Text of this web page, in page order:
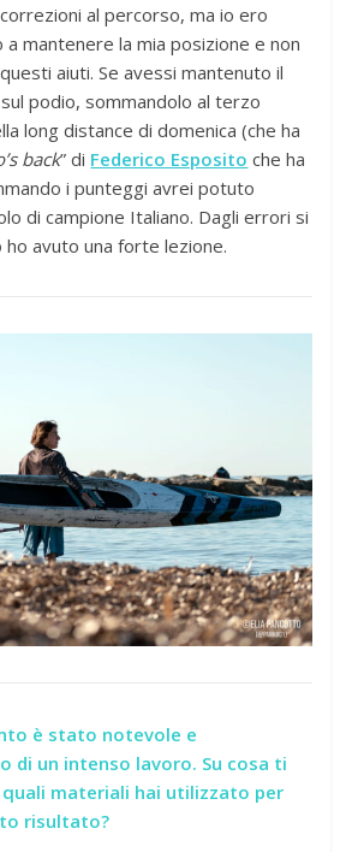
al percorso, ma io ero
mantenere la mia posizione e non
aiuti. Se avessi mantenuto il
podio, sommandolo al terzo
long distance di domenica (che ha
back” di Federico Esposito che ha
i punteggi avrei potuto
di campione Italiano. Dagli errori si
avuto una forte lezione.
è stato notevole e
di un intenso lavoro. Su cosa ti
materiali hai utilizzato per
risultato?